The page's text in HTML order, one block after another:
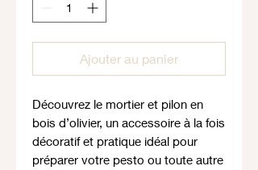
Ajouter au panier
Découvrez le mortier et pilon en
bois d’olivier, un accessoire à la fois
décoratif et pratique idéal pour
préparer votre pesto ou toute autre